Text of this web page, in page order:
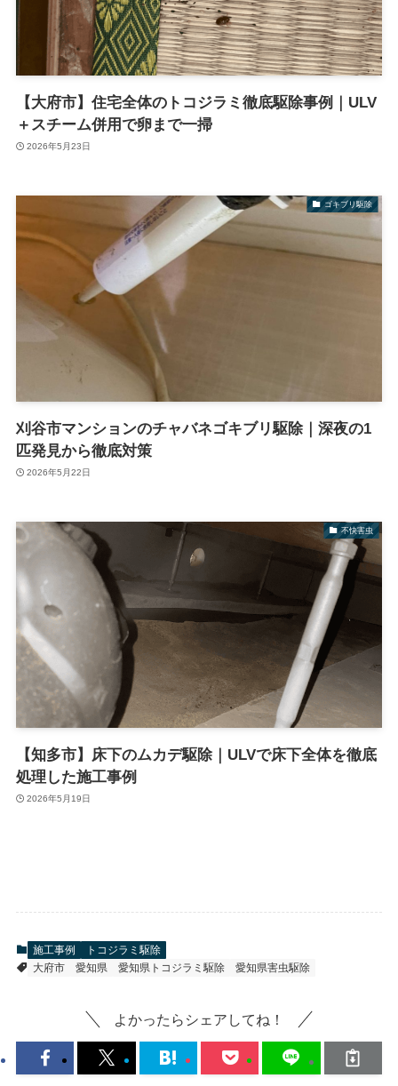
【大府市】住宅全体のトコジラミ徹底駆除事例｜ULV
＋スチーム併用で卵まで一掃
2026年5月23日
ゴキブリ駆除
刈谷市マンションのチャバネゴキブリ駆除｜深夜の1
匹発見から徹底対策
2026年5月22日
不快害虫
【知多市】床下のムカデ駆除｜ULVで床下全体を徹底
処理した施工事例
2026年5月19日
施工事例
トコジラミ駆除
大府市
愛知県 愛知県トコジラミ駆除 愛知県害虫駆除
よかったらシェアしてね！